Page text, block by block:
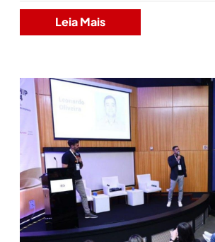
Leia Mais